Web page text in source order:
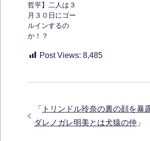
哲平】二人は３
月３０日にゴー
ルインするの
か！？
Post Views: 8,485
「
トリンドル玲奈の裏の顔を暴
ダレノガレ明美とは犬猿の仲 」